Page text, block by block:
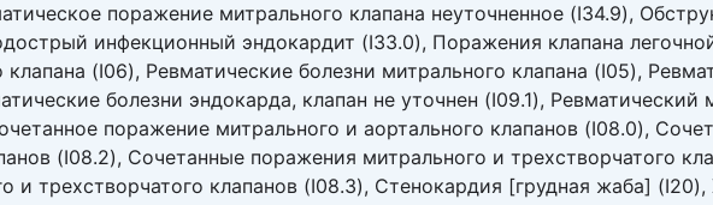
поражение митрального клапана неуточненное (I34.9),
инфекционный эндокардит (I33.0), Поражения клапана
(I06), Ревматические болезни митрального клапана (I05),
болезни эндокарда, клапан не уточнен (I09.1), Ревматический
поражение митрального и аортального клапанов (I08.0),
(I08.2), Сочетанные поражения митрального и трехстворчатого
и трехстворчатого клапанов (I08.3), Стенокардия [грудная жаба]